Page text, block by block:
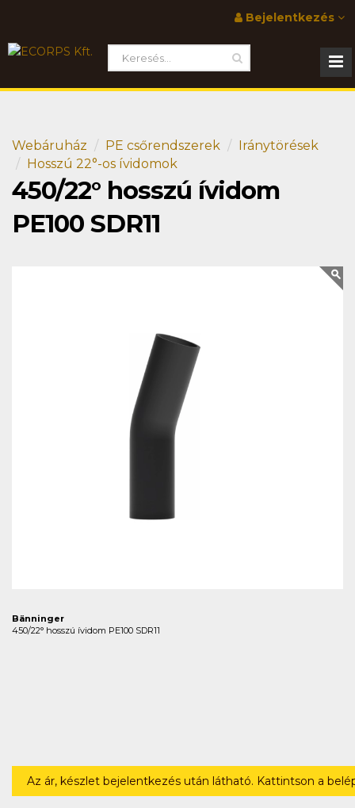
Bejelentkezés
Webáruház PE csőrendszerek
Iránytörések
Hosszú 22°-os ívidomok
450/22° hosszú ívidom
PE100 SDR11
Bänninger
450/22° hosszú ívidom PE100 SDR11
Az ár, készlet bejelentkezés után látható. Kattintson a